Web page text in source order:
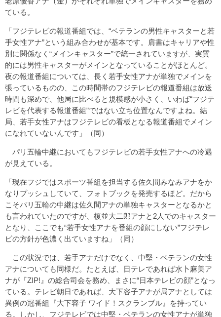
ている。
「フジテレビの報道番組では、“ベテランの男性キャスターと若
手女性アナ”という組み合わせが基本です。肩書はキャリアや性
別に関係なく“メインキャスター”で統一されていますが、実質
的には男性キャスターがメインとなっていることがほとんど。
夜の報道番組については、長く若手女性アナが単独でメインを
張っているものの、この時間帯のフジテレビの報道番組は放送
時間も深めで、他局に比べると規模感が小さく、いわば“フジテ
レビを代表する報道番組”ではない立ち位置なんですよね。結
局、若手女性アナはフジテレビの看板となる報道番組でメイン
になれていないんです」（同）
パリ五輪中継においてもフジテレビの若手女性アナへの冷遇
が見えている。
「現在フジではスポーツ番組を担当する佐久間みなみアナをか
なりプッシュしていて、フォトブックを発売するほど。だから
こそパリ五輪の中継は佐久間アナの単独キャスターとなるかと
も言われていたのですが、榎並大二郎アナと2人でのキャスター
となり、ここでも“若手女性アナを番組の顔にしない”フジテレ
ビの方針が色濃く出ていますね」（同）
この状況では、若手アナだけでなく、中堅・ベテランの女性
アナについても同様だ。たとえば、日テレであれば水卜麻美ア
ナが『ZIP!』の総合司会を務め、まさに“日本テレビの顔”となっ
ている。テレビ朝日であれば、大下容子アナが局アナとしては
異例の冠番組『大下容子 ワイド！スクランブル』を持ってい
る。しかし、フジテレビでは中堅・ベテランの女性アナが単独